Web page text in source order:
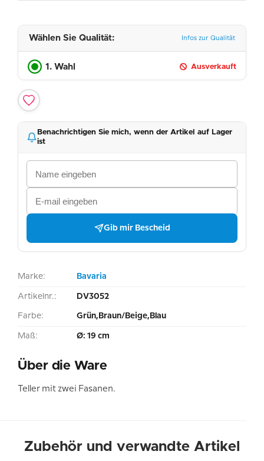
Wählen Sie Qualität: Infos zur Qualität
1. Wahl Ausverkauft
Benachrichtigen Sie mich, wenn der Artikel auf Lager
ist
Gib mir Bescheid
Marke: Bavaria
Artikelnr.: DV3052
Farbe: Grün,Braun/Beige,Blau
Maß: Ø: 19 cm
Über die Ware
Teller mit zwei Fasanen.
Zubehör und verwandte Artikel